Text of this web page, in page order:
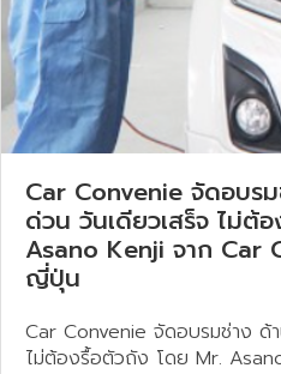
Car Convenie จัดอบร
ด่วน วันเดียวเสร็จ ไม่ต้
Asano Kenji จาก Car
ญี่ปุ่น
Car Convenie จัดอบรมช่าง ด้
ไม่ต้องรื้อตัวถัง โดย Mr.